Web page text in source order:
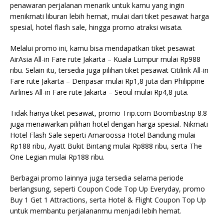
penawaran perjalanan menarik untuk kamu yang ingin
menikmati liburan lebih hemat, mulai dari tiket pesawat harga
spesial, hotel flash sale, hingga promo atraksi wisata.
Melalui promo ini, kamu bisa mendapatkan tiket pesawat
AirAsia All-in Fare rute Jakarta – Kuala Lumpur mulai Rp988
ribu. Selain itu, tersedia juga pilihan tiket pesawat Citilink All-in
Fare rute Jakarta – Denpasar mulai Rp1,8 juta dan Philippine
Airlines All-in Fare rute Jakarta – Seoul mulai Rp4,8 juta.
Tidak hanya tiket pesawat, promo Trip.com Boombastrip 8.8
juga menawarkan pilihan hotel dengan harga spesial. Nikmati
Hotel Flash Sale seperti Amaroossa Hotel Bandung mulai
Rp188 ribu, Ayatt Bukit Bintang mulai Rp888 ribu, serta The
One Legian mulai Rp188 ribu.
Berbagai promo lainnya juga tersedia selama periode
berlangsung, seperti Coupon Code Top Up Everyday, promo
Buy 1 Get 1 Attractions, serta Hotel & Flight Coupon Top Up
untuk membantu perjalananmu menjadi lebih hemat.